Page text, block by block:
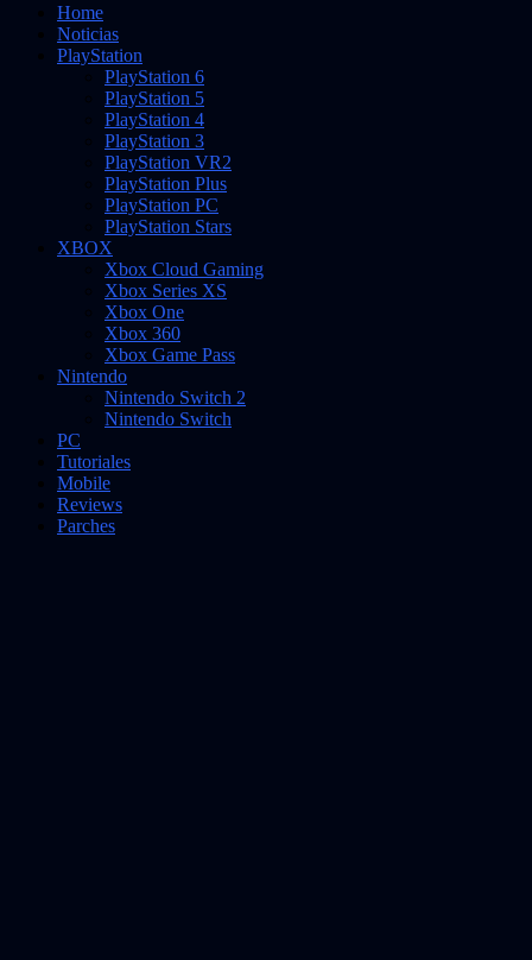
Home
Noticias
PlayStation
PlayStation 6
PlayStation 5
PlayStation 4
PlayStation 3
PlayStation VR2
PlayStation Plus
PlayStation PC
PlayStation Stars
XBOX
Xbox Cloud Gaming
Xbox Series XS
Xbox One
Xbox 360
Xbox Game Pass
Nintendo
Nintendo Switch 2
Nintendo Switch
PC
Tutoriales
Mobile
Reviews
Parches